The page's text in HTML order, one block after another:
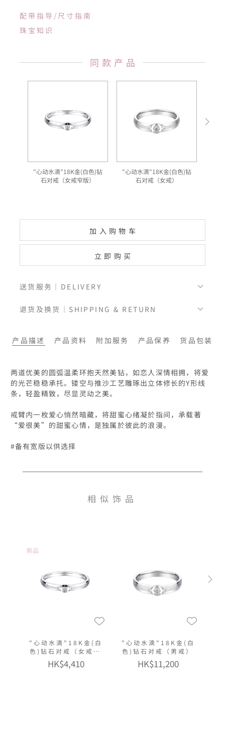
配带指导/尺寸指南
珠宝知识
同款产品
"心动水滴"18K金(白色)钻
石对戒（女戒窄版）
"心动水滴"18K金(白色)钻
石对戒（女戒）
加入购物车
立即购买
送货服务｜DELIVERY
退货及换货｜SHIPPING & RETURN
产品描述 产品资料 附加服务 产品保养 货品包装
两道优美的圆弧温柔环抱天然美钻，如恋人深情相拥，将爱
的光芒稳稳承托。镂空与推沙工艺雕琢出立体修长的Y形线
条，轻盈精致，尽显灵动之美。
戒臂内一枚爱心悄然暗藏，将甜蜜心绪凝於指间，承载著
“爱很美”的甜蜜心情，是独属於彼此的浪漫。
相似饰品
新品
"心动水滴"18K金(白
色)钻石对戒（女戒窄
版）
HK$4,410
"心动水滴"18K金(白
色)钻石对戒（男戒）
HK$11,200